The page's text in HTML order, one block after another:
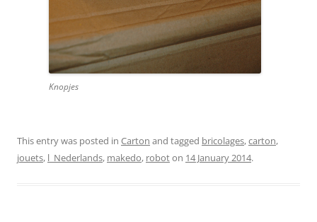
Knopjes
This entry was posted in Carton and tagged bricolages,carton,
jouets, l_Nederlands, makedo, roboton 14 January 2014.